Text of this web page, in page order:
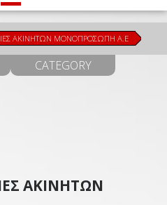
ΑΚΙΝΗΤΩΝ ΜΟΝΟΠΡΟΣΩΠΗ Α.Ε
CATEGORY
ΑΚΙΝΗΤΩΝ